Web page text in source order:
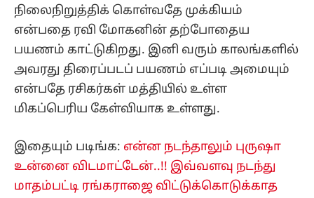
நிலைநிறுத்திக் கொள்வதே முக்கியம்
என்பதை ரவி மோகனின் தற்போதைய
பயணம் காட்டுகிறது. இனி வரும் காலங்களில்
அவரது திரைப்படப் பயணம் எப்படி அமையும்
என்பதே ரசிகர்கள் மத்தியில் உள்ள
மிகப்பெரிய கேள்வியாக உள்ளது.
இதையும் படிங்க: என்ன நடந்தாலும் புருஷா
உன்னை விடமாட்டேன்..!! இவ்வளவு நடந்து
மாதம்பட்டி ரங்கராஜை விட்டுக்கொடுக்காத